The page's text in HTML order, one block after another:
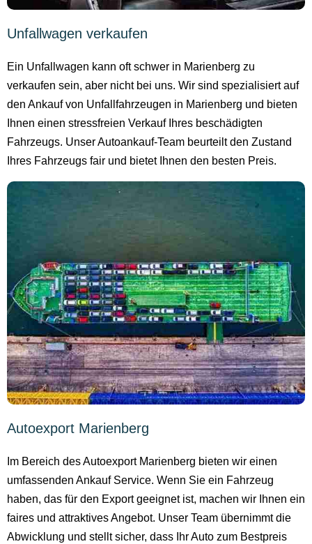
Unfallwagen verkaufen
Ein Unfallwagen kann oft schwer in Marienberg zu
verkaufen sein, aber nicht bei uns. Wir sind spezialisiert auf
den Ankauf von Unfallfahrzeugen in Marienberg und bieten
Ihnen einen stressfreien Verkauf Ihres beschädigten
Fahrzeugs. Unser Autoankauf-Team beurteilt den Zustand
Ihres Fahrzeugs fair und bietet Ihnen den besten Preis.
Autoexport Marienberg
Im Bereich des Autoexport Marienberg bieten wir einen
umfassenden Ankauf Service. Wenn Sie ein Fahrzeug
haben, das für den Export geeignet ist, machen wir Ihnen ein
faires und attraktives Angebot. Unser Team übernimmt die
Abwicklung und stellt sicher, dass Ihr Auto zum Bestpreis